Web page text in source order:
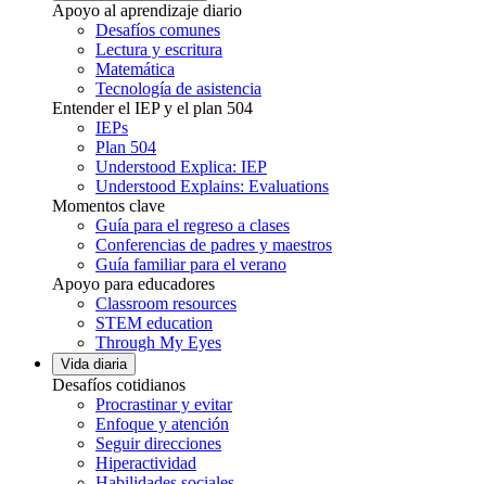
Apoyo al aprendizaje diario
Desafíos comunes
Lectura y escritura
Matemática
Tecnología de asistencia
Entender el IEP y el plan 504
IEPs
Plan 504
Understood Explica: IEP
Understood Explains: Evaluations
Momentos clave
Guía para el regreso a clases
Conferencias de padres y maestros
Guía familiar para el verano
Apoyo para educadores
Classroom resources
STEM education
Through My Eyes
Vida diaria
Desafíos cotidianos
Procrastinar y evitar
Enfoque y atención
Seguir direcciones
Hiperactividad